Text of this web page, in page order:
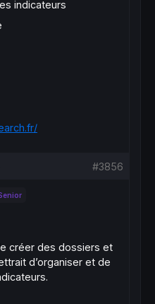
indicateurs
#3856
créer des dossiers et
d’organiser et de